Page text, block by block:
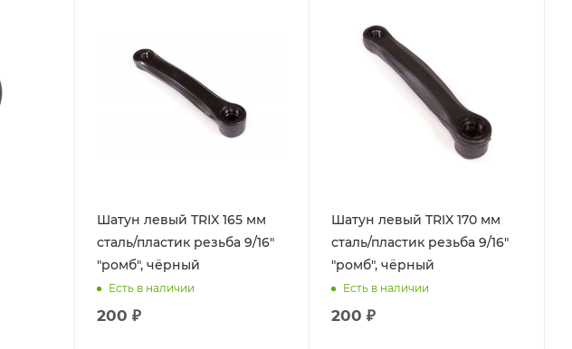
Шатун левый TRIX 165 мм
сталь/пластик резьба 9/16"
"ромб", чёрный
Есть в наличии
200 ₽
Шатун левый TRIX 170 мм
сталь/пластик резьба 9/16"
"ромб", чёрный
Есть в наличии
200 ₽